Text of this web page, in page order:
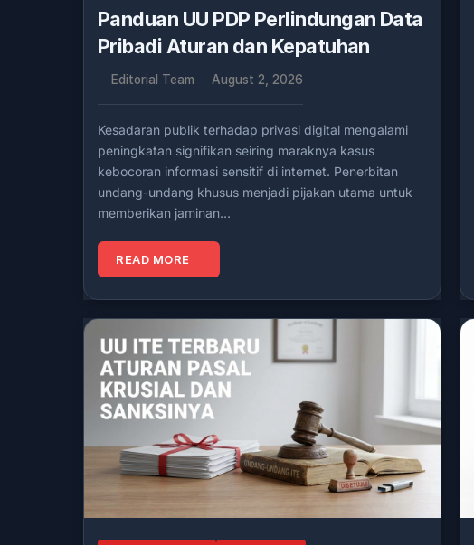
Panduan UU PDP Perlindungan Data
Pribadi Aturan dan Kepatuhan
Editorial Team August 2, 2026
Kesadaran publik terhadap privasi digital mengalami
peningkatan signifikan seiring maraknya kasus
kebocoran informasi sensitif di internet. Penerbitan
undang-undang khusus menjadi pijakan utama untuk
memberikan jaminan…
READ MORE